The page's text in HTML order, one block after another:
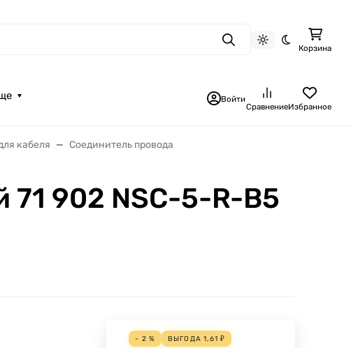
ПоискСветлая тема
Темная тема
Корзина
Войти
СравнениеИзбранное
кабеля
Соединитель провода
902 NSC-5-R-B5
- 2 % ВЫГОДА1,61 ₽